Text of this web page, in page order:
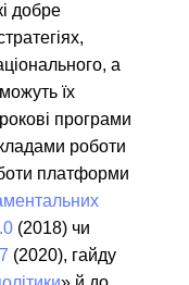
добре
а
їх
програми
роботи
платформи
(2018) чи
(2020), гайду